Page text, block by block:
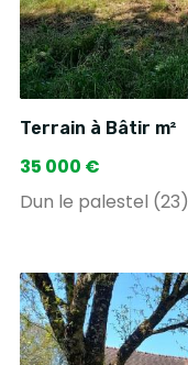
Terrain à Bâtir m²
35 000 €
Dun le palestel (23)